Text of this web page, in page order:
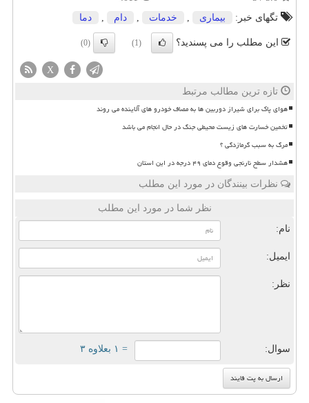
تگهای خبر:
بیماری خدمات دام دما
این مطلب را می پسندید؟ (1)
(0)
X
تازه ترین مطالب مرتبط
هوای پاک برای شیراز دوربین ها به مصاف خودرو های آلاینده می روند
تخمین خسارت های زیست محیطی جنگ در حال انجام می باشد
مرگ به سبب گرمازدگی ؟
هشدار سطح نارنجی وقوع دمای ۴۹ درجه در این استان
نظرات بینندگان در مورد این مطلب
نظر شما در مورد این مطلب
نام:
ایمیل:
نظر:
سوال: = ۱ بعلاوه ۳